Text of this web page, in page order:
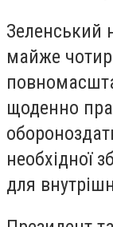
Зеленський
майже
щоденно
необхідної
для